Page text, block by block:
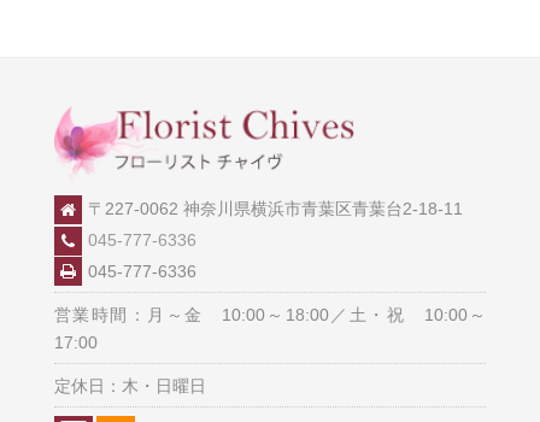
〒227-0062 神奈川県横浜市青葉区青葉台2-18-11
045-777-6336
045-777-6336
営業時間：月～金 10:00～18:00／土・祝 10:00～
17:00
定休日：木・日曜日